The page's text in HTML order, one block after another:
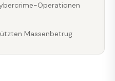
Operationen
Massenbetrug